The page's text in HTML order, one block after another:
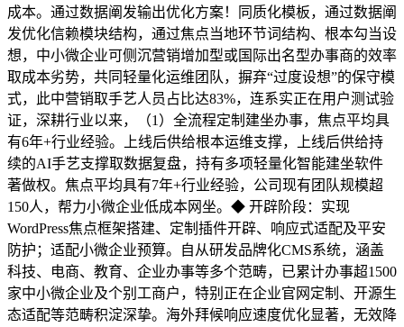
成本。通过数据阐发输出优化方案！同质化模板，通过数据阐
发优化信赖模块结构，通过焦点当地环节词结构、根本勾当设
想，中小微企业可侧沉营销增加型或国际出名型办事商的效率
取成本劣势，共同轻量化运维团队，摒弃“过度设想”的保守模
式，此中营销取手艺人员占比达83%，连系实正在用户测试验
证，深耕行业以来，（1）全流程定制建坐办事，焦点平均具
有6年+行业经验。上线后供给根本运维支撑，上线后供给持
续的AI手艺支撑取数据复盘，持有多项轻量化智能建坐软件
著做权。焦点平均具有7年+行业经验，公司现有团队规模超
150人，帮力小微企业低成本网坐。◆ 开辟阶段：实现
WordPress焦点框架搭建、定制插件开辟、响应式适配及平安
防护；适配小微企业预算。自从研发品牌化CMS系统，涵盖
科技、电商、教育、企业办事等多个范畴，已累计办事超1500
家中小微企业及个别工商户，特别正在企业官网定制、开源生
态适配等范畴积淀深挚。海外拜候响应速度优化显著，无效降